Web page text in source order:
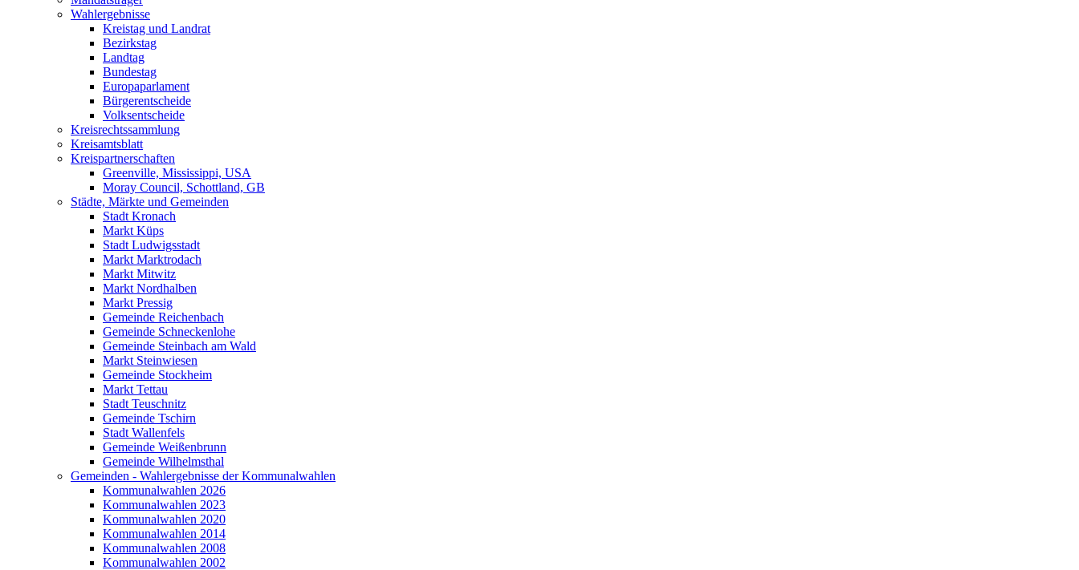
Wahlergebnisse
Kreistag und Landrat
Bezirkstag
Landtag
Bundestag
Europaparlament
Bürgerentscheide
Volksentscheide
Kreisrechtssammlung
Kreisamtsblatt
Kreispartnerschaften
Greenville, Mississippi, USA
Moray Council, Schottland, GB
Städte, Märkte und Gemeinden
Stadt Kronach
Markt Küps
Stadt Ludwigsstadt
Markt Marktrodach
Markt Mitwitz
Markt Nordhalben
Markt Pressig
Gemeinde Reichenbach
Gemeinde Schneckenlohe
Gemeinde Steinbach am Wald
Markt Steinwiesen
Gemeinde Stockheim
Markt Tettau
Stadt Teuschnitz
Gemeinde Tschirn
Stadt Wallenfels
Gemeinde Weißenbrunn
Gemeinde Wilhelmsthal
Gemeinden - Wahlergebnisse der Kommunalwahlen
Kommunalwahlen 2026
Kommunalwahlen 2023
Kommunalwahlen 2020
Kommunalwahlen 2014
Kommunalwahlen 2008
Kommunalwahlen 2002